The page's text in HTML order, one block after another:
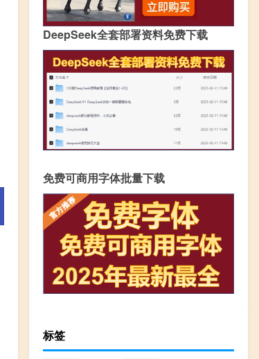
DeepSeek全套部署资料免费下载
免费可商用字体批量下载
标签